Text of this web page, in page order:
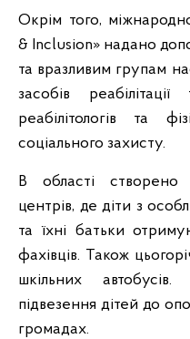
Окрім того,
& Inclusion» надано
та вразливим групам
засобів
реабілітологів та
соціального захисту.
В області створено
центрів, де діти з
та їхні батьки
фахівців. Також
шкільних
підвезення дітей до
громадах.